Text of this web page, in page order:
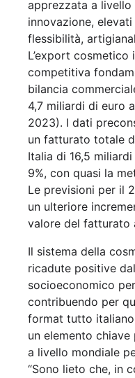
apprezzata a livello
innovazione,
flessibilità,
L’export cosmetico
competitiva
bilancia
4,7 miliardi di euro
2023). I dati
un fatturato totale
Italia di 16,5
9%, con quasi la
Le previsioni per il
un ulteriore
valore del fatturato
Il sistema della
ricadute positive
socioeconomico
contribuendo per
format tutto
un elemento
a livello mondiale
“Sono lieto che, in